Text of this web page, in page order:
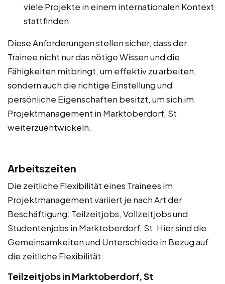
viele Projekte in einem internationalen Kontext
stattfinden.
Diese Anforderungen stellen sicher, dass der
Trainee nicht nur das nötige Wissen und die
Fähigkeiten mitbringt, um effektiv zu arbeiten,
sondern auch die richtige Einstellung und
persönliche Eigenschaften besitzt, um sich im
Projektmanagement in Marktoberdorf, St
weiterzuentwickeln.
Arbeitszeiten
Die zeitliche Flexibilität eines Trainees im
Projektmanagement variiert je nach Art der
Beschäftigung: Teilzeitjobs, Vollzeitjobs und
Studentenjobs in Marktoberdorf, St. Hier sind die
Gemeinsamkeiten und Unterschiede in Bezug auf
die zeitliche Flexibilität:
Teilzeitjobs in Marktoberdorf, St